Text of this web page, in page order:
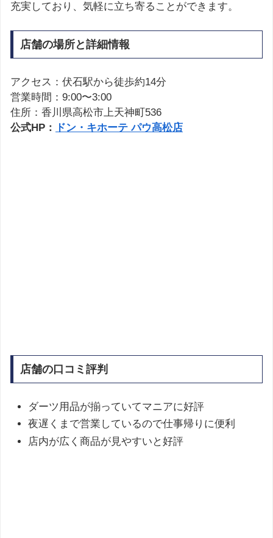
充実しており、気軽に立ち寄ることができます。
店舗の場所と詳細情報
アクセス：伏石駅から徒歩約14分
営業時間：9:00〜3:00
住所：香川県高松市上天神町536
公式HP：
ドン・キホーテ パウ高松店
店舗の口コミ評判
ダーツ用品が揃っていてマニアに好評
夜遅くまで営業しているので仕事帰りに便利
店内が広く商品が見やすいと好評